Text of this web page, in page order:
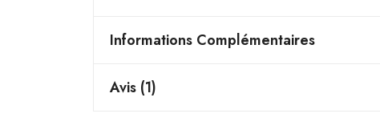
Informations Complémentaires
Avis (1)